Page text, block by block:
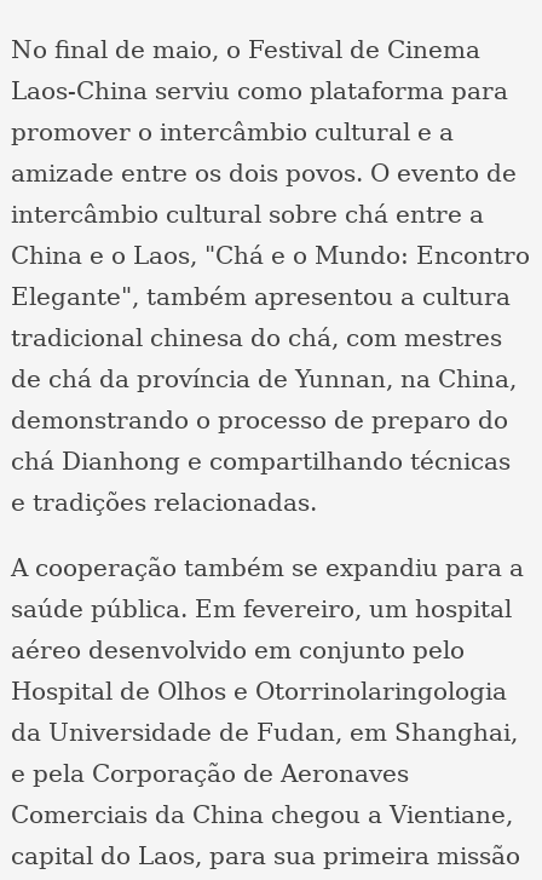
No final de maio, o Festival de Cinema
Laos-China serviu como plataforma para
promover o intercâmbio cultural e a
amizade entre os dois povos. O evento de
intercâmbio cultural sobre chá entre a
China e o Laos, "Chá e o Mundo: Encontro
Elegante", também apresentou a cultura
tradicional chinesa do chá, com mestres
de chá da província de Yunnan, na China,
demonstrando o processo de preparo do
chá Dianhong e compartilhando técnicas
e tradições relacionadas.
A cooperação também se expandiu para a
saúde pública. Em fevereiro, um hospital
aéreo desenvolvido em conjunto pelo
Hospital de Olhos e Otorrinolaringologia
da Universidade de Fudan, em Shanghai,
e pela Corporação de Aeronaves
Comerciais da China chegou a Vientiane,
capital do Laos, para sua primeira missão